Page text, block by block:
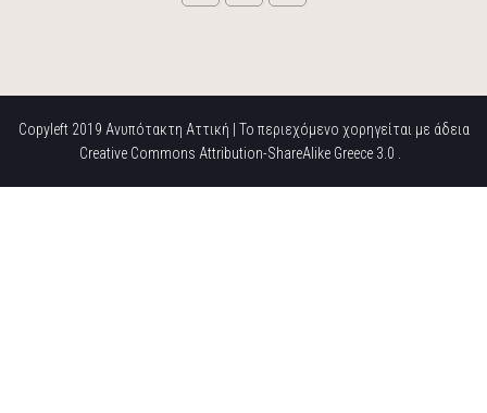
Copyleft 2019 Ανυπότακτη Αττική | Το περιεχόμενο χορηγείται με άδεια
Creative Commons Attribution-ShareAlike Greece 3.0 .